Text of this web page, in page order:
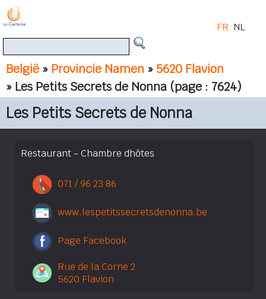
België » Provincie Namen » 5620 Flavion
» Les Petits Secrets de Nonna (page : 7624)
FR NL
Les Petits Secrets de Nonna
Restaurant - Chambre dhôtes
071 / 96 23 86
www.lespetitssecretsdenonna.be
Page Facebook
Rue de la Corne 2
5620 Flavion